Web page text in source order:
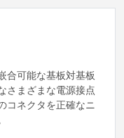
合可能な基板対基板
さまざまな電源接点
コネクタを正確なニ